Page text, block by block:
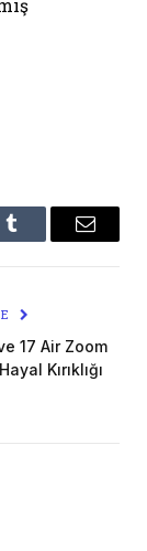
Tumblr Email
17 Air Zoom
Kırıklığı